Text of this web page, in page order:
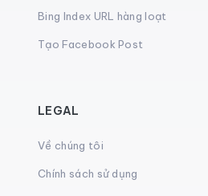
Bing Index URL hàng loạt
Tạo Facebook Post
LEGAL
Về chúng tôi
Chính sách sử dụng